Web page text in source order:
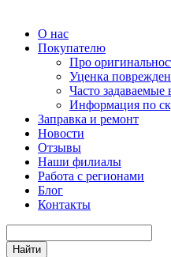
О нас
Покупателю
Про
Уценка
Часто задаваемые
Информация по
Заправка и ремонт
Новости
Отзывы
Наши филиалы
Работа с регионами
Блог
Контакты
Найти